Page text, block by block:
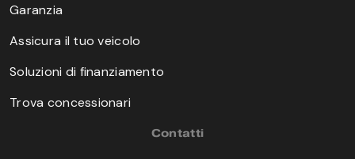
Garanzia
Assicura il tuo veicolo
Soluzioni di finanziamento
Trova concessionari
Contatti